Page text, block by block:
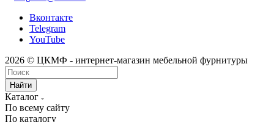
Вконтакте
Telegram
YouTube
2026 © ЦКМФ - интернет-магазин мебельной фурнитуры
Найти
Каталог
По всему сайту
По каталогу